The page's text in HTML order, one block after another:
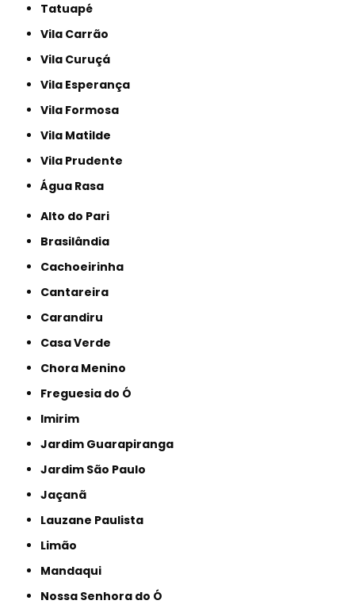
Tatuapé
Vila Carrão
Vila Curuçá
Vila Esperança
Vila Formosa
Vila Matilde
Vila Prudente
Água Rasa
Alto do Pari
Brasilândia
Cachoeirinha
Cantareira
Carandiru
Casa Verde
Chora Menino
Freguesia do Ó
Imirim
Jardim Guarapiranga
Jardim São Paulo
Jaçanã
Lauzane Paulista
Limão
Mandaqui
Nossa Senhora do Ó